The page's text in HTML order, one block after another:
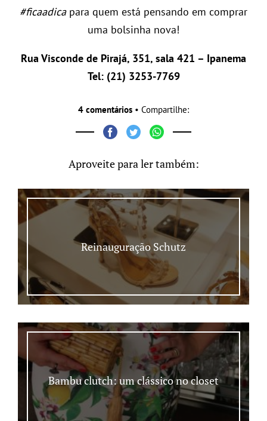
#ficaadicapara quem está pensando em comprar
uma bolsinha nova!
Rua Visconde de Pirajá, 351, sala 421 – Ipanema
Tel: (21) 3253-7769
4 comentários • Compartilhe:
Aproveite para ler também:
Reinauguração Schutz
Bambu clutch: um clássico no closet